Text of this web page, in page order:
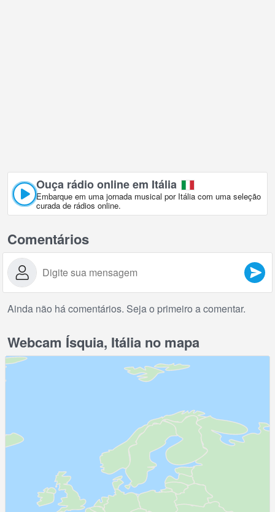
Ouça rádio online em Itália
Embarque em uma jornada musical por Itália com uma seleção
curada de rádios online.
Comentários
Ainda não há comentários. Seja o primeiro a comentar.
Webcam Ísquia, Itália no mapa